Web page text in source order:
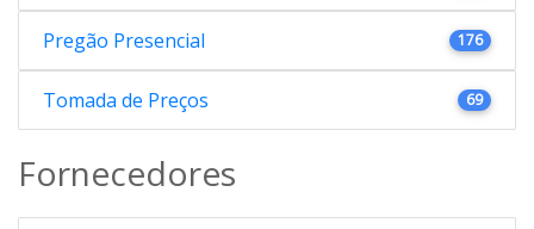
Pregão Presencial 176
Tomada de Preços 69
Fornecedores